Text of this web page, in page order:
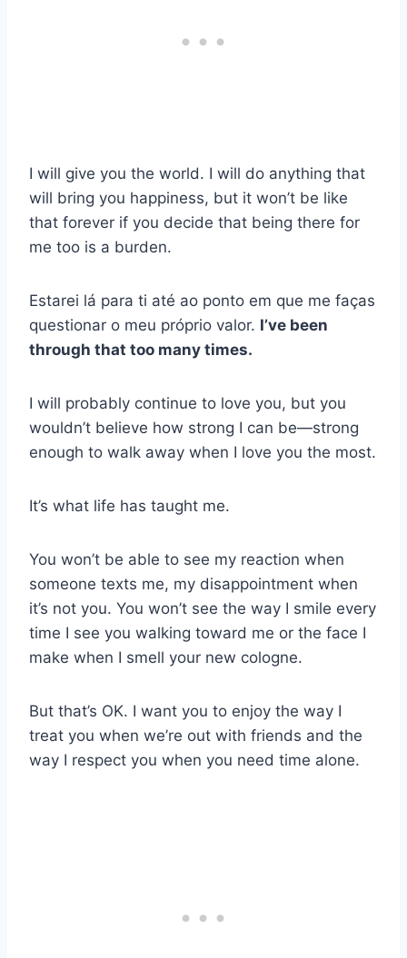
I will give you the world. I will do anything that
will bring you happiness, but it won’t be like
that forever if you decide that being there for
me too is a burden.
Estarei lá para ti até ao ponto em que me faças
questionar o meu próprio valor. I’ve been
through that too many times.
I will probably continue to love you, but you
wouldn’t believe how strong I can be—strong
enough to walk away when I love you the most.
It’s what life has taught me.
You won’t be able to see my reaction when
someone texts me, my disappointment when
it’s not you. You won’t see the way I smile every
time I see you walking toward me or the face I
make when I smell your new cologne.
But that’s OK. I want you to enjoy the way I
treat you when we’re out with friends and the
way I respect you when you need time alone.